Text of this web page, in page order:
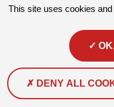
débarque à Marseille !
Du 1er au 6 juin 2026,
This site uses cookies
DENY ALL